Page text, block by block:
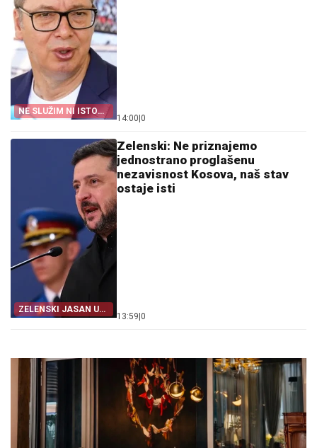
NE SLUŽIM NI ISTOKU
NI ZAPADU
14:00 0
ZELENSKI JASAN U
BEOGRADU
Zelenski: Ne priznajemo
jednostrano proglašenu
nezavisnost Kosova, naš stav
ostaje isti
13:59 0